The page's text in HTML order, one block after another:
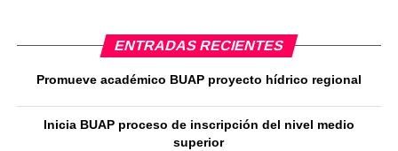
ENTRADAS RECIENTES
Promueve académico BUAP proyecto hídrico regional
Inicia BUAP proceso de inscripción del nivel medio
superior